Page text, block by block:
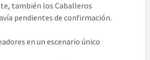
también los Caballeros
pendientes de confirmación.
en un escenario único